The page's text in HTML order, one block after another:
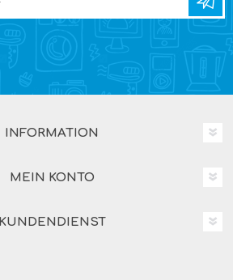
INFORMATION
MEIN KONTO
KUNDENDIENST